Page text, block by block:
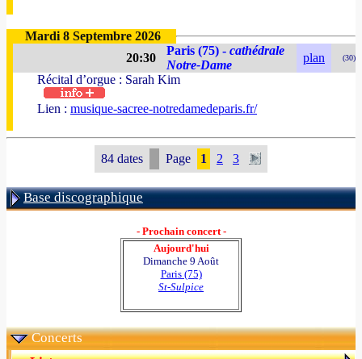
Mardi 8 Septembre 2026
20:30
Paris (75) - cathédrale
Notre-Dame
plan (30)
Récital d’orgue : Sarah Kim
Lien : musique-sacree-notredamedeparis.fr/
84 dates Page 1 2 3
Base discographique
- Prochain concert -
Aujourd'hui
Dimanche 9 Août
Paris (75)
St-Sulpice
Concerts